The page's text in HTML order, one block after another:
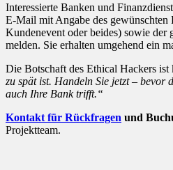
Interessierte Banken und
E-Mail mit Angabe des gewünschten
Kundenevent oder beides) sowie der
melden. Sie erhalten umgehend ein
Die Botschaft des Ethical Hackers ist
zu spät ist. Handeln Sie jetzt – bevor
auch Ihre Bank trifft.“
Kontakt für Rückfragen und
Projektteam.